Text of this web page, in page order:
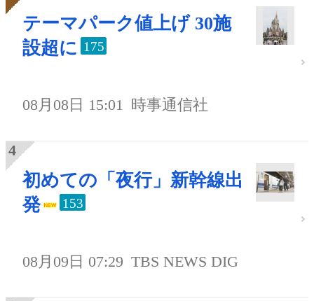
テーマパーク値上げ 30施
設超に 175
08月08日 15:01 時事通信社
初めての「夜行」新幹線出
発
153
08月09日 07:29 TBS NEWS DIG